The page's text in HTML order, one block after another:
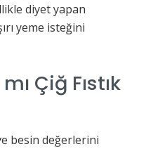
diyet yapan
yeme isteğini
Çiğ Fıstık
besin değerlerini